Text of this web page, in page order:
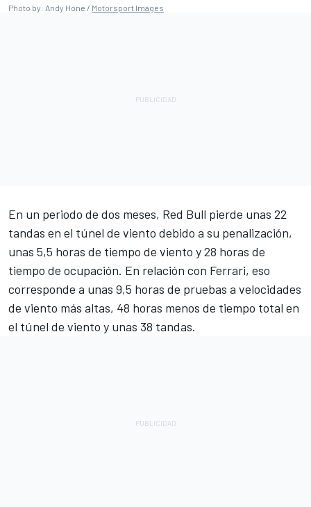
Photo by: Andy Hone / Motorsport Images
En un periodo de dos meses, Red Bull pierde unas 22
tandas en el túnel de viento debido a su penalización,
unas 5,5 horas de tiempo de viento y 28 horas de
tiempo de ocupación. En relación con Ferrari, eso
corresponde a unas 9,5 horas de pruebas a velocidades
de viento más altas, 48 horas menos de tiempo total en
el túnel de viento y unas 38 tandas.